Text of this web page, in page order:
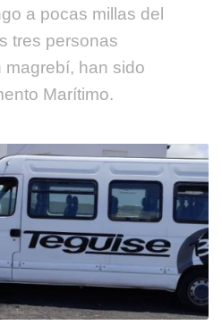
a pocas millas del
tres personas
magrebí, han sido
Marítimo.